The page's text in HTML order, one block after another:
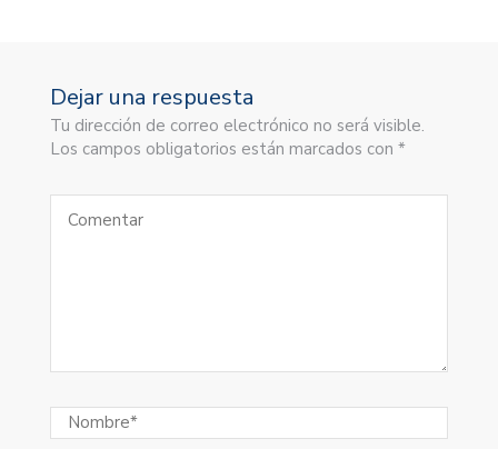
Dejar una respuesta
Tu dirección de correo electrónico no será visible.
Los campos obligatorios están marcados con *